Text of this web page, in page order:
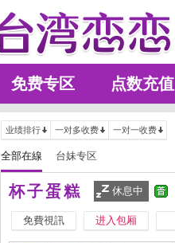
免费专区 点数充值
业绩排行 一对多收费 一对一收费
全部在線 台妹专区
杯子蛋糕 休息中
免費視訊 进入包厢